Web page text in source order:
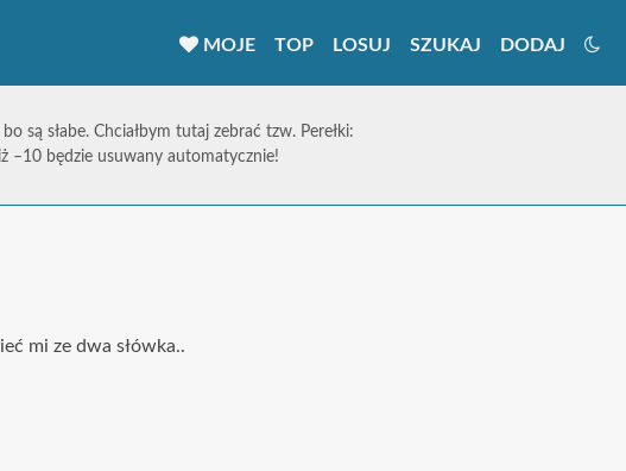
MOJE TOP LOSUJ SZUKAJ DODAJ
są słabe. Chciałbym tutaj zebrać tzw. Perełki:
–10 będzie usuwany automatycznie!
mi ze dwa słówka..